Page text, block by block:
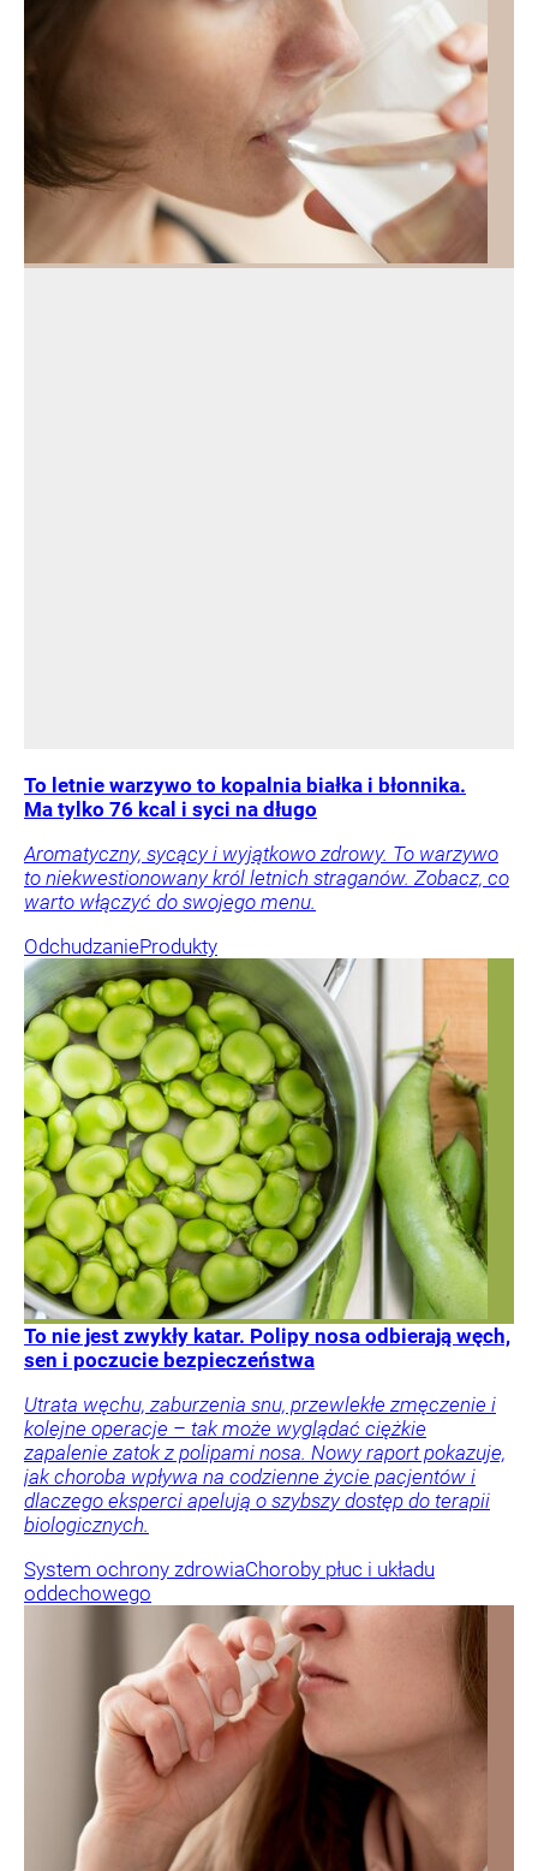
To letnie warzywo to kopalnia białka i błonnika.
Ma tylko 76 kcal i syci na długo
Aromatyczny, sycący i wyjątkowo zdrowy. To warzywo
to niekwestionowany król letnich straganów. Zobacz, co
warto włączyć do swojego menu.
OdchudzanieProdukty
To nie jest zwykły katar. Polipy nosa odbierają węch,
sen i poczucie bezpieczeństwa
Utrata węchu, zaburzenia snu, przewlekłe zmęczenie i
kolejne operacje – tak może wyglądać ciężkie
zapalenie zatok z polipami nosa. Nowy raport pokazuje,
jak choroba wpływa na codzienne życie pacjentów i
dlaczego eksperci apelują o szybszy dostęp do terapii
biologicznych.
System ochrony zdrowiaChoroby płuc i układu
oddechowego